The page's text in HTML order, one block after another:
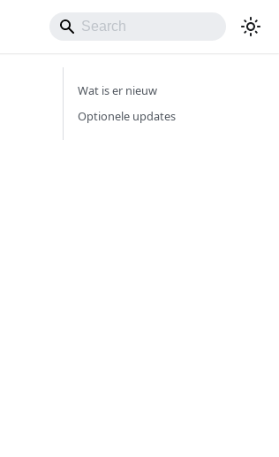
Wat is er nieuw
Optionele updates